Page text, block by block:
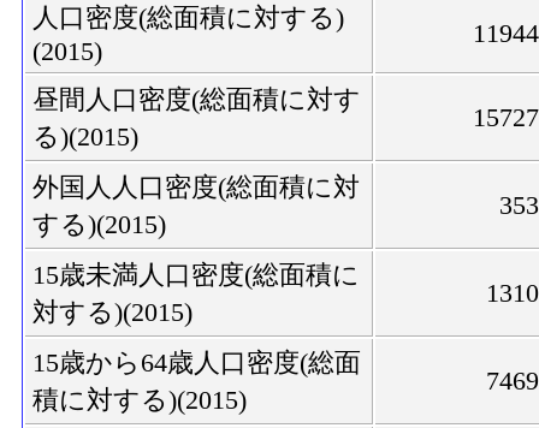
人口密度(総面積に対する)
(2015)
昼間人口密度(総面積に対す
る)(2015)
外国人人口密度(総面積に対
する)(2015)
15歳未満人口密度(総面積に
対する)(2015)
15歳から64歳人口密度(総面
積に対する)(2015)